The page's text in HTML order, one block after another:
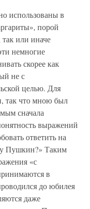
использованы в
порой
или иначе
немногие
скорее как
не с
целью. Для
так что мною был
сначала
выражений
ответить на
Пушкин?» Таким
«с
в
до юбилея
даже